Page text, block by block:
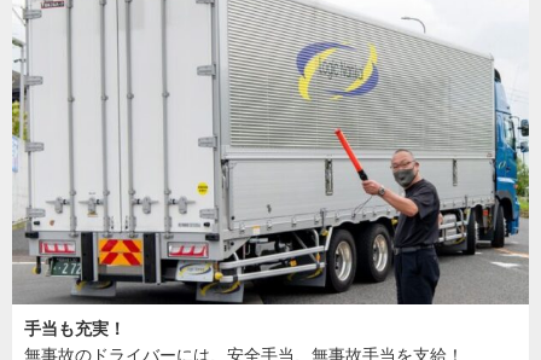
手当も充実！
無事故のドライバーには、安全手当、無事故手当を支給！